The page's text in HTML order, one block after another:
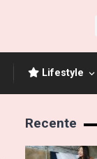
Lifestyle
Recente